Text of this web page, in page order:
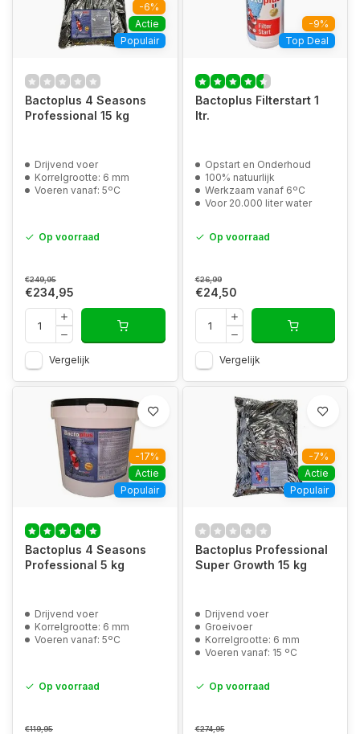
-6%
Actie
Populair
Bactoplus 4 Seasons
Professional 15 kg
Drijvend voer
Korrelgrootte: 6 mm
Voeren vanaf: 5ºC
Op voorraad
€249,95
€234,95
Vergelijk
-9%
Top Deal
Bactoplus Filterstart 1
ltr.
Opstart en Onderhoud
100% natuurlijk
Werkzaam vanaf 6ºC
Voor 20.000 liter water
Op voorraad
€26,99
€24,50
Vergelijk
-17%
Actie
Populair
Bactoplus 4 Seasons
Professional 5 kg
Drijvend voer
Korrelgrootte: 6 mm
Voeren vanaf: 5ºC
Op voorraad
€119,95
-7%
Actie
Populair
Bactoplus Professional
Super Growth 15 kg
Drijvend voer
Groeivoer
Korrelgrootte: 6 mm
Voeren vanaf: 15 ºC
Op voorraad
€274,95